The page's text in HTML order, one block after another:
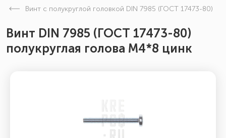
Винт с полукруглой головкой DIN 7985 (ГОСТ 17473-80)
Винт DIN 7985 (ГОСТ 17473-80)
полукруглая голова М4*8 цинк